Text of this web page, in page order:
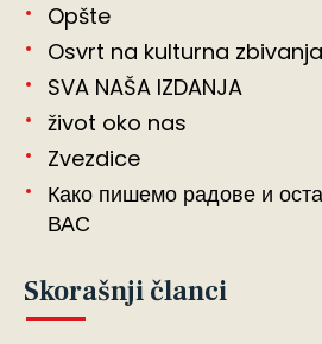
Opšte
Osvrt na kulturna zbivanja
SVA NAŠA IZDANJA
život oko nas
Zvezdice
Како пишемо радове и
ВАС
Skorašnji članci